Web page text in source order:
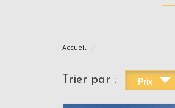
Accueil
Trier par : Prix